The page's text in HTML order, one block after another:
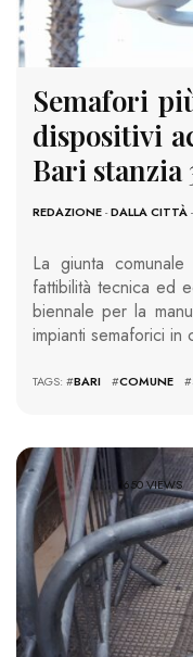
Semafori
dispositivi
Bari
REDAZIONE-DALLA CITTÀ
La giunta
fattibilità tecnica ed
biennale per la
impianti semaforici in
TAGS: #BARI #COMUNE #
1650 VIEWS